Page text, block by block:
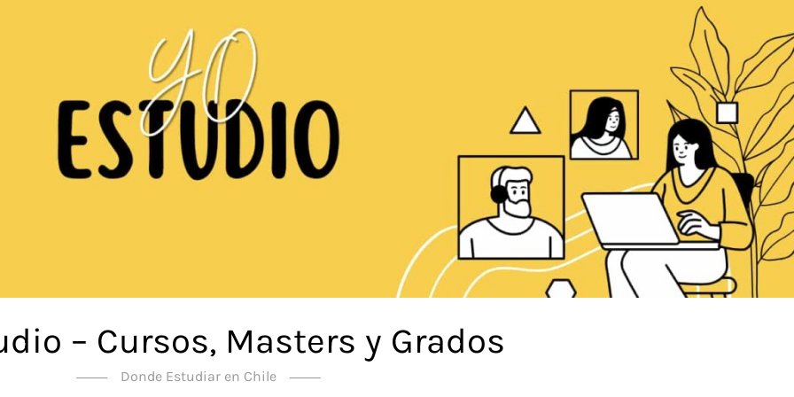
– Cursos, Masters y Grados
Donde Estudiar en Chile